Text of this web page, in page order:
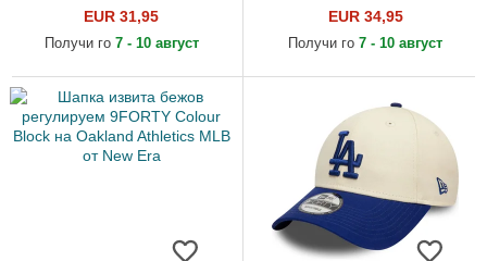
Colour Block от New Era
EUR 31,95
Получи го 7 - 10 август
EUR 34,95
Получи го 7 - 10 август